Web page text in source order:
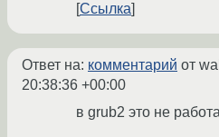
Ссылка
Ответ на: комментарий от
20:38:36 +00:00
в grub2 это не